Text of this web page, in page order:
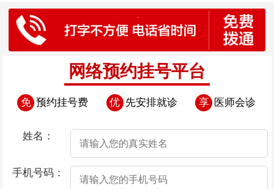
什么是早泄是什么导致的 2026-07-27
习惯性早泄的三大原因 2026-07-27
撸管过度会导致早泄的原因
如何通过心理辅导治疗早泄
男性撸管早泄的危害有哪些 2026-07-27
男性哪个阶段会惹上阳痿 2026-07-21
撸管造成的阳痿该怎么办
男性阳痿带来的不良影响
网络预约挂号平台
免 预约挂号费 优 先安排就诊 享 医师会诊
姓名：
手机号码：